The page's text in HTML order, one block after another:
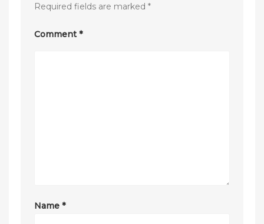
Required fields are marked *
Comment *
Name *